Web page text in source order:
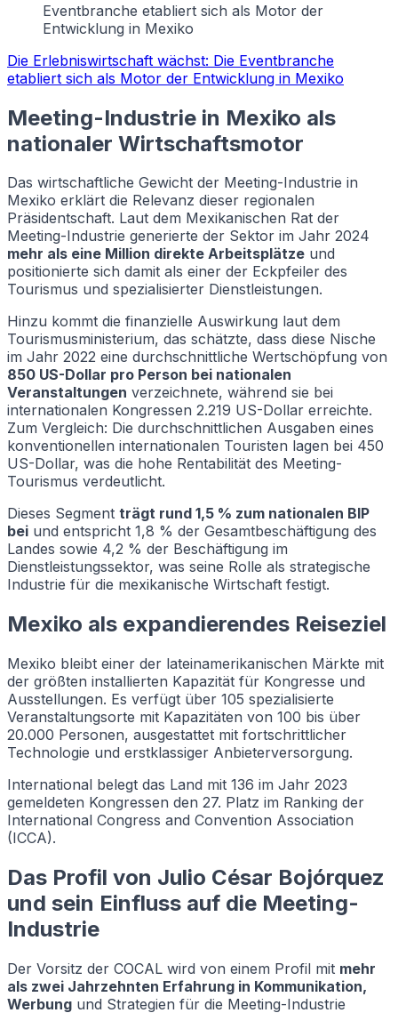
Eventbranche etabliert sich als Motor der
Entwicklung in Mexiko
Die Erlebniswirtschaft wächst: Die Eventbranche
etabliert sich als Motor der Entwicklung in Mexiko
Meeting-Industrie in Mexiko als
nationaler Wirtschaftsmotor
Das wirtschaftliche Gewicht der Meeting-Industrie in
Mexiko erklärt die Relevanz dieser regionalen
Präsidentschaft. Laut dem Mexikanischen Rat der
Meeting-Industrie generierte der Sektor im Jahr 2024
mehr als eine Million direkte Arbeitsplätze und
positionierte sich damit als einer der Eckpfeiler des
Tourismus und spezialisierter Dienstleistungen.
Hinzu kommt die finanzielle Auswirkung laut dem
Tourismusministerium, das schätzte, dass diese Nische
im Jahr 2022 eine durchschnittliche Wertschöpfung von
850 US-Dollar pro Person bei nationalen
Veranstaltungen verzeichnete, während sie bei
internationalen Kongressen 2.219 US-Dollar erreichte.
Zum Vergleich: Die durchschnittlichen Ausgaben eines
konventionellen internationalen Touristen lagen bei 450
US-Dollar, was die hohe Rentabilität des Meeting-
Tourismus verdeutlicht.
Dieses Segment trägt rund 1,5 % zum nationalen BIP
bei und entspricht 1,8 % der Gesamtbeschäftigung des
Landes sowie 4,2 % der Beschäftigung im
Dienstleistungssektor, was seine Rolle als strategische
Industrie für die mexikanische Wirtschaft festigt.
Mexiko als expandierendes Reiseziel
Mexiko bleibt einer der lateinamerikanischen Märkte mit
der größten installierten Kapazität für Kongresse und
Ausstellungen. Es verfügt über 105 spezialisierte
Veranstaltungsorte mit Kapazitäten von 100 bis über
20.000 Personen, ausgestattet mit fortschrittlicher
Technologie und erstklassiger Anbieterversorgung.
International belegt das Land mit 136 im Jahr 2023
gemeldeten Kongressen den 27. Platz im Ranking der
International Congress and Convention Association
(ICCA).
Das Profil von Julio César Bojórquez
und sein Einfluss auf die Meeting-
Industrie
Der Vorsitz der COCAL wird von einem Profil mit mehr
als zwei Jahrzehnten Erfahrung in Kommunikation,
Werbung und Strategien für die Meeting-Industrie